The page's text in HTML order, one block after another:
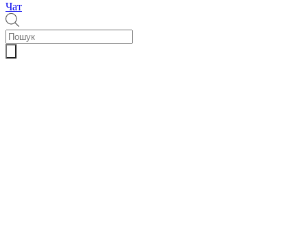
Чат
Пошук
товарів